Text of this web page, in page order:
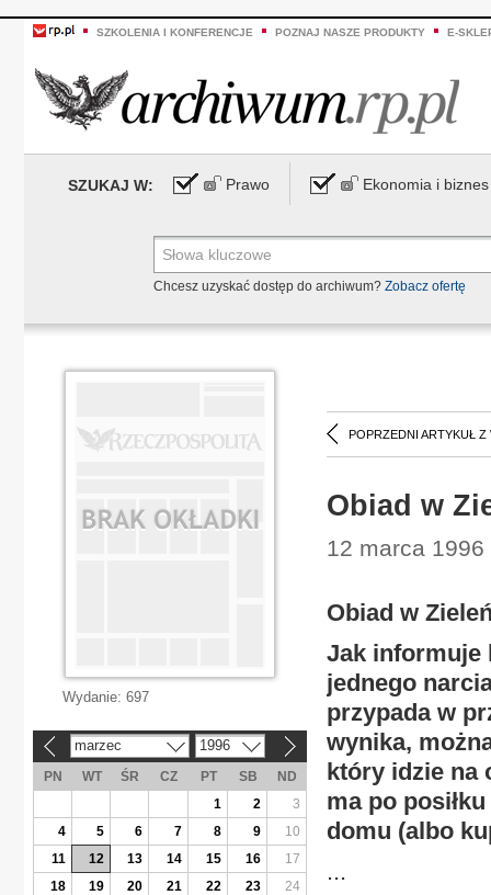
SZKOLENIA I KONFERENCJE POZNAJ NASZE PRODUKTY E-
SZUKAJ W: Prawo Ekonomia i biznes
Chcesz uzyskać dostęp do archiwum? Zobacz ofertę
POPRZEDNI ARTYKUŁ Z
Obiad w
12 marca 1996
Obiad w
Jak informuje
jednego
przypada w
wynika,
który idzie na
ma po
domu (albo
...
Wydanie: 697
marzec 1996
PN WT ŚR CZ PT SB
ND
1
2
3
4
5 6 7 8 9
10
11
12 13 14 15 16
17
18
19 20 21 22 23
24